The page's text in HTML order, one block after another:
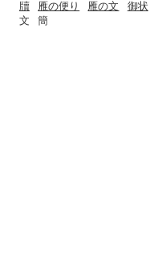
牘
雁の便り 雁の文 御状
文
簡